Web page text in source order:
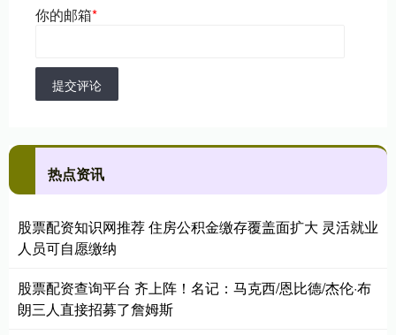
你的邮箱*
提交评论
热点资讯
股票配资知识网推荐 住房公积金缴存覆盖面扩大 灵活就业
人员可自愿缴纳
股票配资查询平台 齐上阵！名记：马克西/恩比德/杰伦·布
朗三人直接招募了詹姆斯